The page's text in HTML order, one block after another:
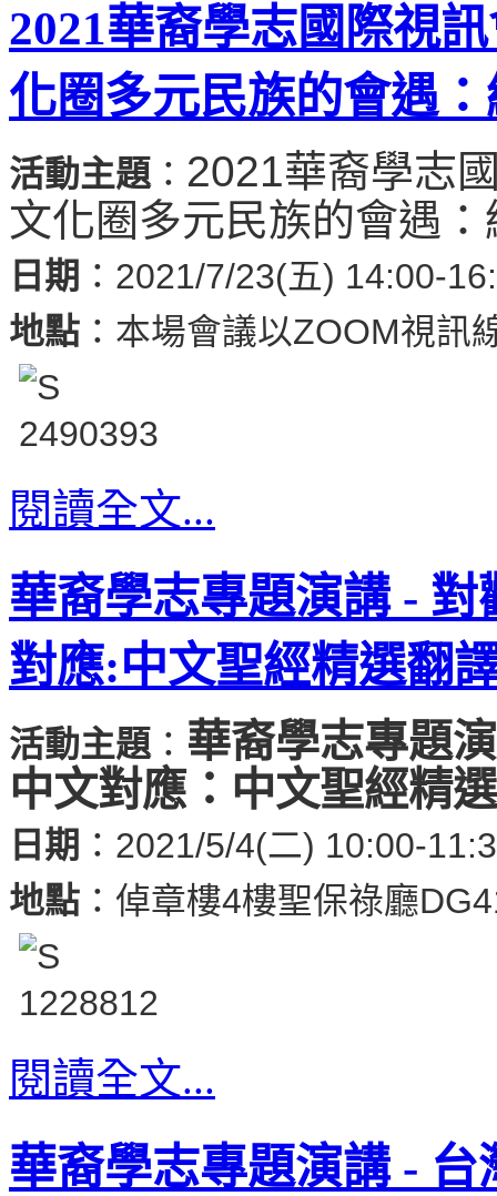
2021華裔學志國際視
化圈多元民族的會遇
活動主題： 2021華裔學志
文化圈多元民族的會遇
日期 ：2021/7/23(五) 14:00-
地點 ：本場會議以ZOOM視訊
閱讀全文...
華裔學志專題演講 -
對應:中文聖經精選翻
活動主題： 華裔學志專題
中文對應：中文聖經精
日期 ：2021/5/4(二) 10:00-
地點 ：倬章樓4樓聖保祿廳
閱讀全文...
華裔學志專題演講 -